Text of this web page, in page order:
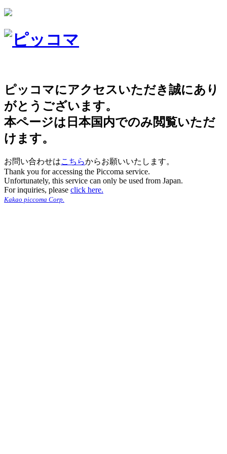
ピッコマにアクセスいただき誠にあり
がとうございます。
本ページは日本国内でのみ閲覧いただ
けます。
お問い合わせはこちらからお願いいたします。
Thank you for accessing the Piccoma service.
Unfortunately, this service can only be used from Japan.
For inquiries, please click here.
Kakao piccoma Corp.